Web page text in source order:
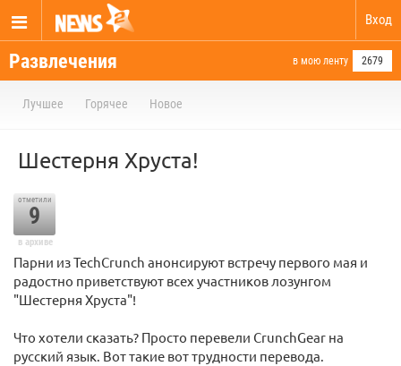
Вход
Развлечения в мою ленту 2679
Лучшее Горячее Новое
Шестерня Хруста!
отметили
9
в архиве
Парни из TechCrunch анонсируют встречу первого мая и
радостно приветствуют всех участников лозунгом
"Шестерня Хруста"!
Что хотели сказать? Просто перевели CrunchGear на
русский язык. Вот такие вот трудности перевода.